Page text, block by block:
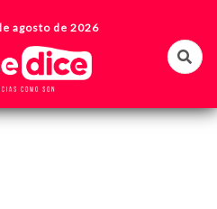
agosto de 2026